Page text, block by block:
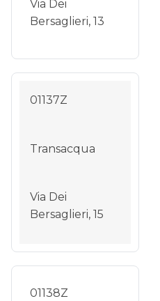
Via Dei
Bersaglieri, 13
01137Z
Transacqua
Via Dei
Bersaglieri, 15
01138Z